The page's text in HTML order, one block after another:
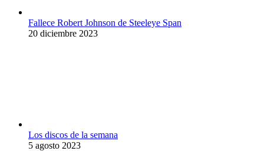
Fallece Robert Johnson de Steeleye Span
20 diciembre 2023
Los discos de la semana
5 agosto 2023